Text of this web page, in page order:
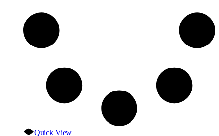
Quick View